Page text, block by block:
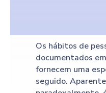
Os hábitos de
documentados
fornecem uma
seguido.